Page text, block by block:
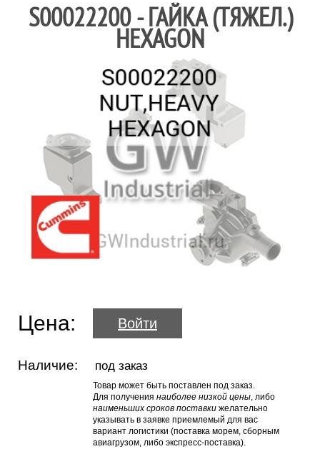
S00022200 - ГАЙКА (ТЯЖЕЛ.)
HEXAGON
Цена: Войти
Наличие: под заказ
Товар может быть поставлен под заказ.
Для получения наиболее низкой цены, либо
наименьших сроков поставки желательно
указывать в заявке приемлемый для вас
вариант логистики (поставка морем, сборным
авиагрузом, либо экспресс-поставка).